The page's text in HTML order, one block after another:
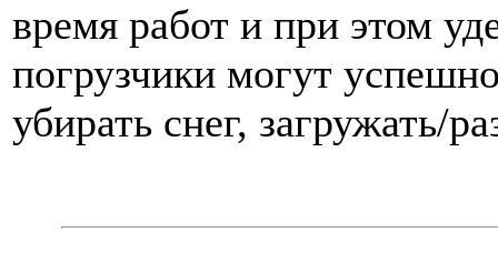
время работ и при этом
погрузчики могут
убирать снег, загружать/